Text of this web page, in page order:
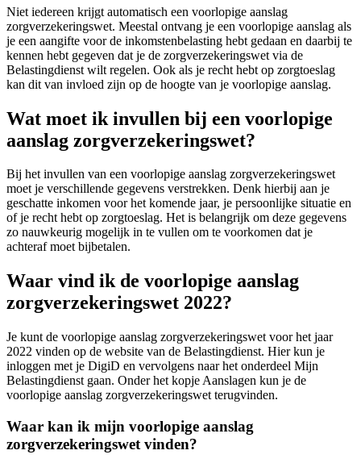
Niet iedereen krijgt automatisch een voorlopige aanslag
zorgverzekeringswet. Meestal ontvang je een voorlopige aanslag als
je een aangifte voor de inkomstenbelasting hebt gedaan en daarbij te
kennen hebt gegeven dat je de zorgverzekeringswet via de
Belastingdienst wilt regelen. Ook als je recht hebt op zorgtoeslag
kan dit van invloed zijn op de hoogte van je voorlopige aanslag.
Wat moet ik invullen bij een voorlopige
aanslag zorgverzekeringswet?
Bij het invullen van een voorlopige aanslag zorgverzekeringswet
moet je verschillende gegevens verstrekken. Denk hierbij aan je
geschatte inkomen voor het komende jaar, je persoonlijke situatie en
of je recht hebt op zorgtoeslag. Het is belangrijk om deze gegevens
zo nauwkeurig mogelijk in te vullen om te voorkomen dat je
achteraf moet bijbetalen.
Waar vind ik de voorlopige aanslag
zorgverzekeringswet 2022?
Je kunt de voorlopige aanslag zorgverzekeringswet voor het jaar
2022 vinden op de website van de Belastingdienst. Hier kun je
inloggen met je DigiD en vervolgens naar het onderdeel Mijn
Belastingdienst gaan. Onder het kopje Aanslagen kun je de
voorlopige aanslag zorgverzekeringswet terugvinden.
Waar kan ik mijn voorlopige aanslag
zorgverzekeringswet vinden?